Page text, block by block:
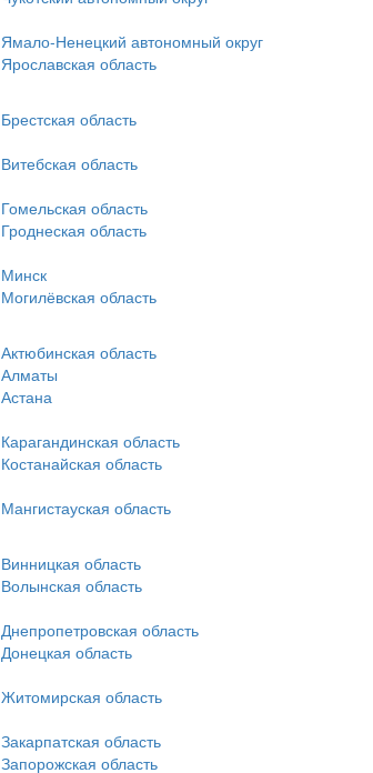
Ямало-Ненецкий автономный округ
Ярославская область
Брестская область
Витебская область
Гомельская область
Гроднеская область
Минск
Могилёвская область
Актюбинская область
Алматы
Астана
Карагандинская область
Костанайская область
Мангистауская область
Винницкая область
Волынская область
Днепропетровская область
Донецкая область
Житомирская область
Закарпатская область
Запорожская область